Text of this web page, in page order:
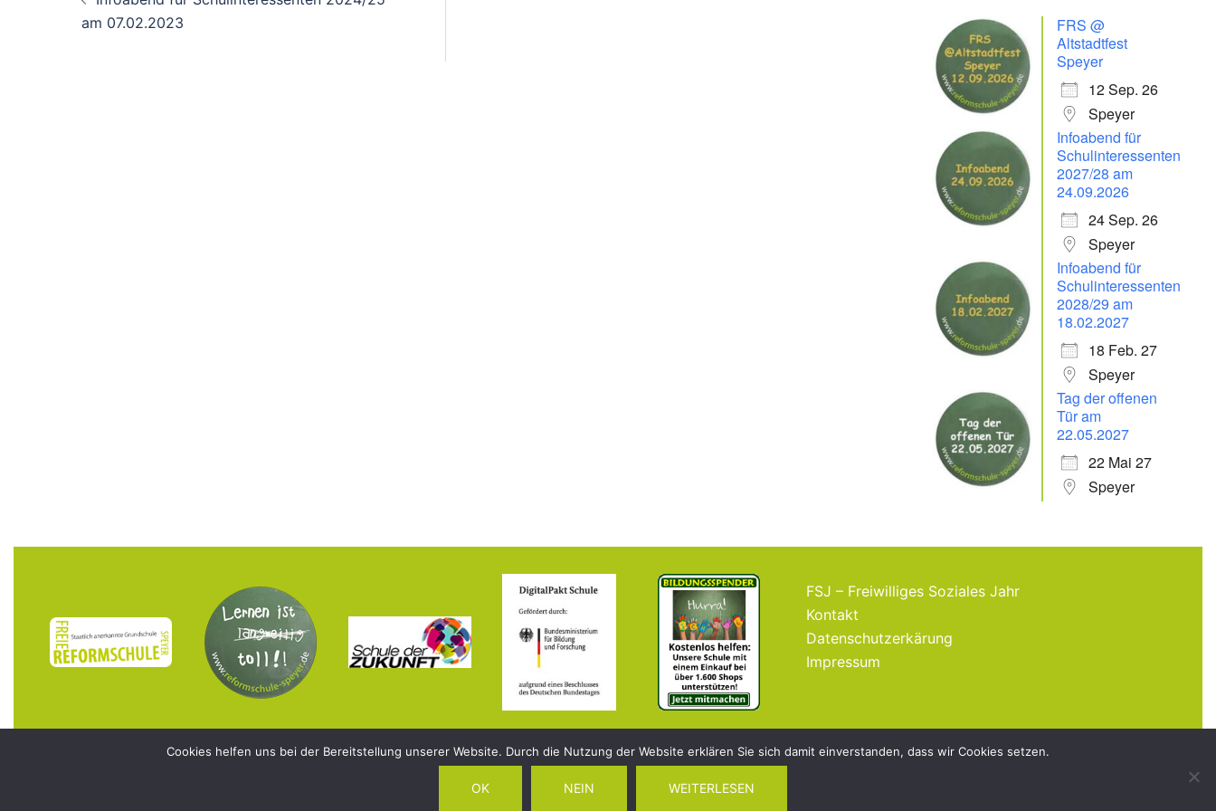
am 07.02.2023
FRS @
Altstadtfest
Speyer
12 Sep. 26
Speyer
Infoabend für
Schulinteressenten
2027/28 am
24.09.2026
24 Sep. 26
Speyer
Infoabend für
Schulinteressenten
2028/29 am
18.02.2027
18 Feb. 27
Speyer
Tag der offenen
Tür am
22.05.2027
22 Mai 27
Speyer
FSJ – Freiwilliges Soziales Jahr
Kontakt
Datenschutzerkärung
Impressum
Cookies helfen uns bei der Bereitstellung unserer Website. Durch die Nutzung der Website erklären Sie sich damit einverstanden, dass wir Cookies setzen.
OK NEIN WEITERLESEN